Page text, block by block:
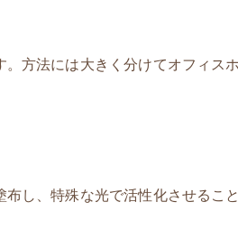
方法には大きく分けてオフィス
し、特殊な光で活性化させるこ